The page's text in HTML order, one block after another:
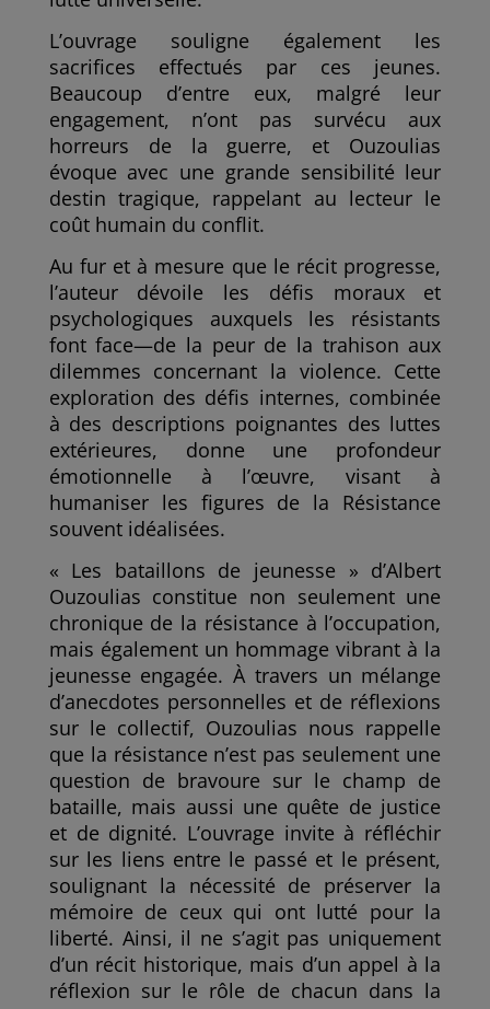
L’ouvrage souligne également les
sacrifices effectués par ces jeunes.
Beaucoup d’entre eux, malgré leur
engagement, n’ont pas survécu aux
horreurs de la guerre, et Ouzoulias
évoque avec une grande sensibilité leur
destin tragique, rappelant au lecteur le
coût humain du conflit.
Au fur et à mesure que le récit progresse,
l’auteur dévoile les défis moraux et
psychologiques auxquels les résistants
font face—de la peur de la trahison aux
dilemmes concernant la violence. Cette
exploration des défis internes, combinée
à des descriptions poignantes des luttes
extérieures, donne une profondeur
émotionnelle à l’œuvre, visant à
humaniser les figures de la Résistance
souvent idéalisées.
« Les bataillons de jeunesse » d’Albert
Ouzoulias constitue non seulement une
chronique de la résistance à l’occupation,
mais également un hommage vibrant à la
jeunesse engagée. À travers un mélange
d’anecdotes personnelles et de réflexions
sur le collectif, Ouzoulias nous rappelle
que la résistance n’est pas seulement une
question de bravoure sur le champ de
bataille, mais aussi une quête de justice
et de dignité. L’ouvrage invite à réfléchir
sur les liens entre le passé et le présent,
soulignant la nécessité de préserver la
mémoire de ceux qui ont lutté pour la
liberté. Ainsi, il ne s’agit pas uniquement
d’un récit historique, mais d’un appel à la
réflexion sur le rôle de chacun dans la